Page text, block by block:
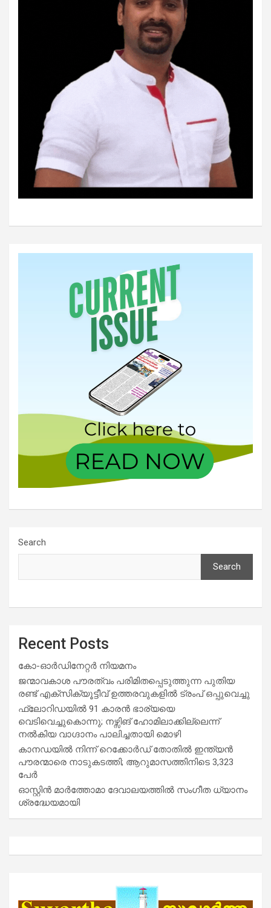
Search
Search
Recent Posts
കോ-ഓർഡിനേറ്റർ നിയമനം
ജന്മാവകാശ പൗരത്വം പരിമിതപ്പെടുത്തുന്ന പുതിയ
രണ്ട് എക്സിക്യൂട്ടീവ് ഉത്തരവുകളിൽ ട്രംപ് ഒപ്പുവെച്ചു
ഫ്ലോറിഡയിൽ 91 കാരൻ ഭാര്യയെ
വെടിവെച്ചുകൊന്നു; നഴ്സിങ് ഹോമിലാക്കില്ലെന്ന്
നൽകിയ വാഗ്ദാനം പാലിച്ചതായി മൊഴി
കാനഡയിൽ നിന്ന് റെക്കോർഡ് തോതിൽ ഇന്ത്യൻ
പൗരന്മാരെ നാടുകടത്തി; ആറുമാസത്തിനിടെ 3,323
പേർ
ഓസ്റ്റിൻ മാർത്തോമാ ദേവാലയത്തിൽ സംഗീത ധ്യാനം
ശ്രദ്ധേയമായി